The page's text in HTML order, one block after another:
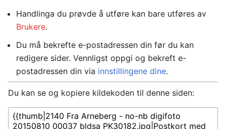
Handlinga du prøvde å utføre kan bare utføres av
Brukere.
Du må bekrefte e-postadressen din før du kan
redigere sider. Vennligst oppgi og bekreft e-
postadressen din via innstillingene dine.
Du kan se og kopiere kildekoden til denne siden: